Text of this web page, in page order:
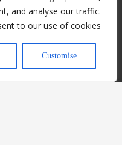
and analyse our traffic.
to our use of cookies.
Customise
Archives
יש לכם